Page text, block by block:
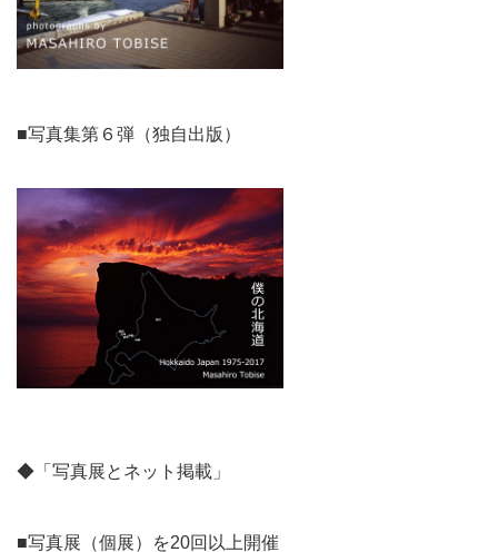
■写真集第６弾（独自出版）
◆「写真展とネット掲載」
■写真展（個展）を20回以上開催